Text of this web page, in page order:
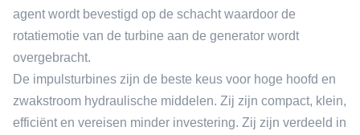
agent wordt bevestigd op de schacht waardoor de
rotatiemotie van de turbine aan de generator wordt
overgebracht.
De impulsturbines zijn de beste keus voor hoge hoofd en
zwakstroom hydraulische middelen. Zij zijn compact, klein,
efficiënt en vereisen minder investering. Zij zijn verdeeld in